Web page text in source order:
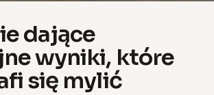
dające
wyniki, które
się mylić